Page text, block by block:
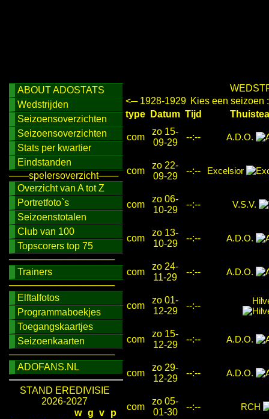
ABOUT ADOSTATS
Wedstrijden
Seizoensoverzichten
Seizoensoverzichten
Stats per kwartier
Eindstanden
───spelersoverzicht───
Overzicht van A tot Z
Portretfoto`s
Seizoenstotalen
Club van 100
Topscorers top 75
────────────────
Trainers
────────────────
Elftalfotos
Programmaboekjes
Toegangskaartjes
Seizoenkaarten
────────────────
ADOFANS.NL
STAND EREDIVISIE
2026-2027
w g v
p
<─ 1928-1929 Kies een seizoen
type
Datum Tijd
com
zo 15-
09-29
--:-- A.D.O.
com
zo 22-
09-29
--:-- Excelsior
com
zo 06-
10-29
--:-- V.S.V.
com
zo 13-
10-29
--:-- A.D.O.
com
zo 24-
11-29
--:-- A.D.O.
com
zo 01-
12-29
--:--
com
zo 15-
12-29
--:-- A.D.O.
com
zo 29-
12-29
--:-- A.D.O.
com
zo 05-
01-30
--:-- RCH